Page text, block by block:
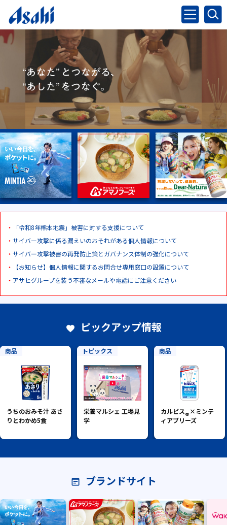
「令和8年熊本地震」被害に対する支援について
サイバー攻撃に係る漏えいのおそれがある個人情報について
サイバー攻撃被害の再発防止策とガバナンス体制の強化について
【お知らせ】個人情報に関するお問合せ専用窓口の設置について
アサヒグループを装う不審なメールや電話にご注意ください
ピックアップ情報
商品
うちのおみそ汁 あさ
りとわかめ5食
トピックス
栄養マルシェ 工場見
学
商品
カルピス®×ミンテ
ィアブリーズ
ブランドサイト